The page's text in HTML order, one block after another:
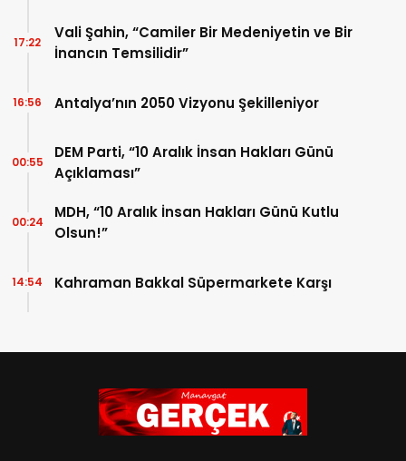
Vali Şahin, “Camiler Bir Medeniyetin ve Bir
İnancın Temsilidir”
17:22
Antalya’nın 2050 Vizyonu Şekilleniyor
16:56
DEM Parti, “10 Aralık İnsan Hakları Günü
Açıklaması”
00:55
MDH, “10 Aralık İnsan Hakları Günü Kutlu
Olsun!”
00:24
Kahraman Bakkal Süpermarkete Karşı
14:54